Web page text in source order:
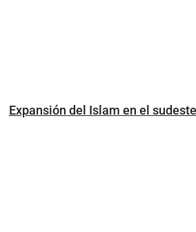
Expansión del Islam en el